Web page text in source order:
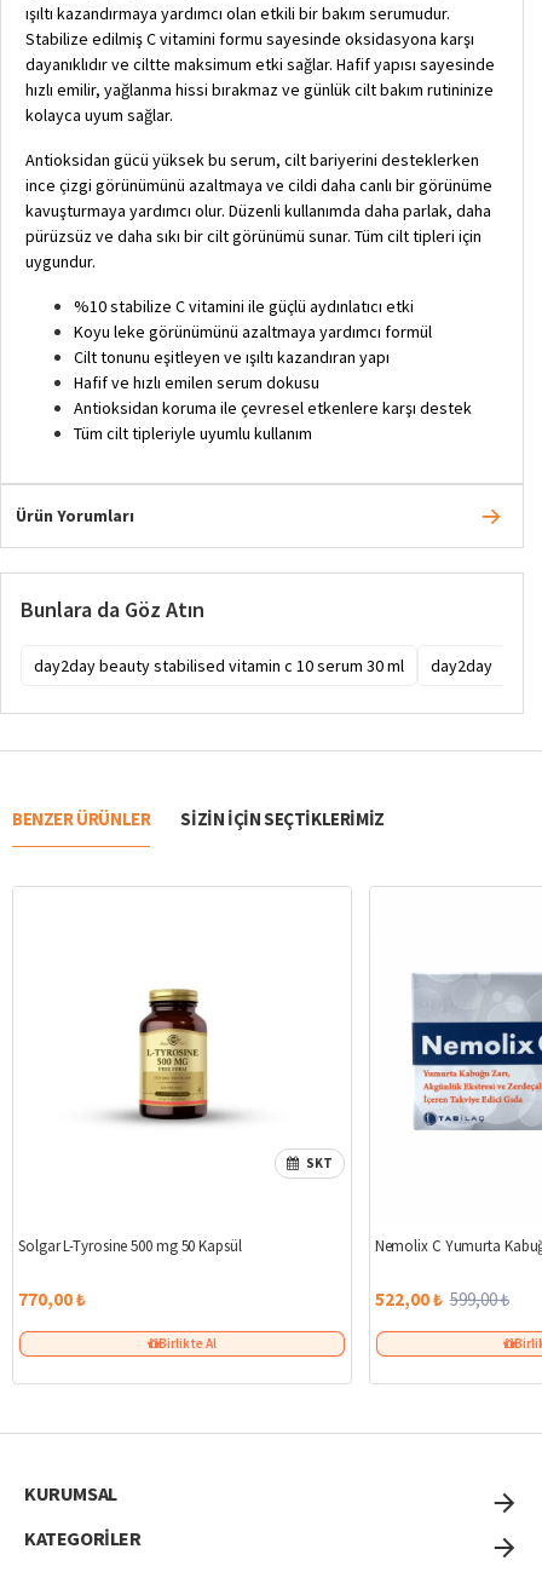
ışıltı kazandırmaya yardımcı olan etkili bir bakım serumudur.
Stabilize edilmiş C vitamini formu sayesinde oksidasyona karşı
dayanıklıdır ve ciltte maksimum etki sağlar. Hafif yapısı sayesinde
hızlı emilir, yağlanma hissi bırakmaz ve günlük cilt bakım rutininize
kolayca uyum sağlar.
Antioksidan gücü yüksek bu serum, cilt bariyerini desteklerken
ince çizgi görünümünü azaltmaya ve cildi daha canlı bir görünüme
kavuşturmaya yardımcı olur. Düzenli kullanımda daha parlak, daha
pürüzsüz ve daha sıkı bir cilt görünümü sunar. Tüm cilt tipleri için
uygundur.
%10 stabilize C vitamini ile güçlü aydınlatıcı etki
Koyu leke görünümünü azaltmaya yardımcı formül
Cilt tonunu eşitleyen ve ışıltı kazandıran yapı
Hafif ve hızlı emilen serum dokusu
Antioksidan koruma ile çevresel etkenlere karşı destek
Tüm cilt tipleriyle uyumlu kullanım
Ürün Yorumları
Bunlara da Göz Atın
day2day beauty stabilised vitamin c 10 serum 30 ml day2day
BENZER ÜRÜNLER SIZIN IÇIN SEÇTIKLERIMIZ
SKT
Solgar L-Tyrosine 500 mg 50 Kapsül
770,00 ₺
Birlikte Al
Nemolix C Yumurta
522,00 ₺ 599,00 ₺
KURUMSAL
KATEGORİLER